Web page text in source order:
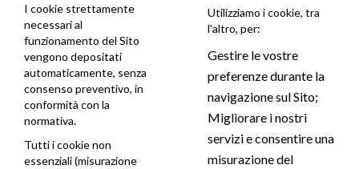
I cookie strettamente
necessari al
funzionamento del Sito
vengono depositati
automaticamente, senza
consenso preventivo, in
conformità con la
normativa.
Tutti i cookie non
essenziali (misurazione
Utilizziamo i cookie, tra
l'altro, per:
Gestire le vostre
preferenze durante la
navigazione sul Sito;
Migliorare i nostri
servizi e consentire una
misurazione del